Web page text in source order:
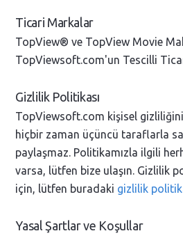
Ticari Markalar
TopView® ve TopView Movie
TopViewsoft.com'un Tescilli
Gizlilik Politikası
TopViewsoft.com kişisel
hiçbir zaman üçüncü taraflarla
paylaşmaz. Politikamızla ilgili
varsa, lütfen bize ulaşın. Gizlilik
için, lütfen buradaki gizlilik
Yasal Şartlar ve Koşullar